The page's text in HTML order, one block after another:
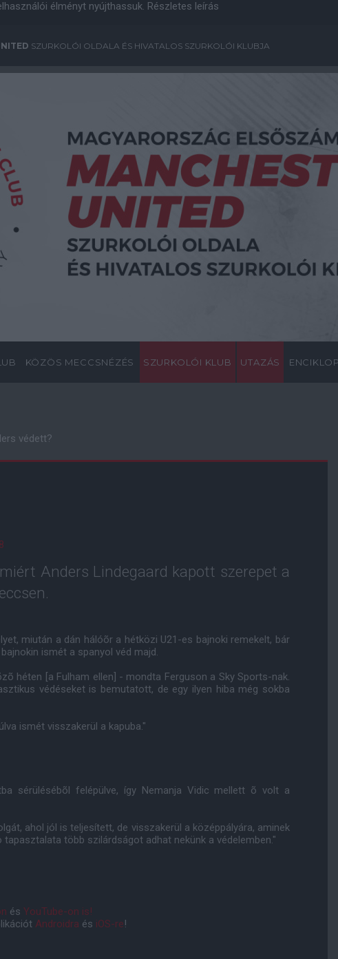
élményt nyújthassuk. Részletes leírás
SZURKOLÓI OLDALA ÉS HIVATALOS SZURKOLÓI KLUBJA
KÖZÖS MECCSNÉZÉS SZURKOLÓI KLUB UTAZÁS
védett?
Anders Lindegaard kapott szerepet a
miután a dán hálóõr a hétközi U21-es bajnoki remekelt, bár
ismét a spanyol véd majd.
héten [a Fulham ellen] - mondta Ferguson a Sky Sports-nak.
védéseket is bemutatott, de egy ilyen hiba még sokba
ismét visszakerül a kapuba."
sérülésébõl felépülve, így Nemanja Vidic mellett õ volt a
ahol jól is teljesített, de visszakerül a középpályára, aminek
több szilárdságot adhat nekünk a védelemben."
és YouTube-on is!
Androidra és iOS-re!